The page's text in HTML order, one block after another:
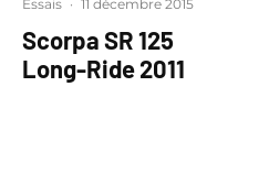
Essais · 11 décembre 2015
Scorpa SR 125
Long-Ride 2011